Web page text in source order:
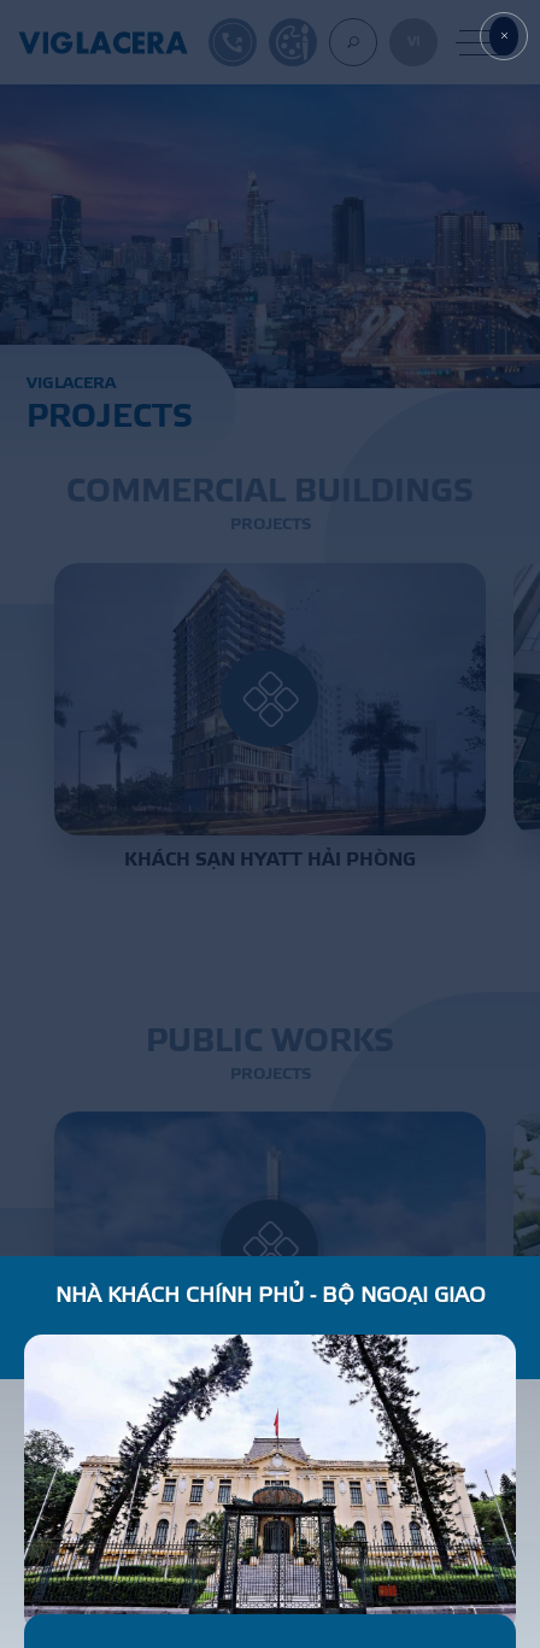
TILES
AAC
NEWS - EVENTS
CONTACT -
1900561582DESIGN TOOL
VIGLACERA
PROJECTS
COMMERCIAL BU
PROJECTS
KHÁCH SẠN HYATT HẢI PHÒNG
PUBLIC WORKS
PROJECTS
BẢO TÀNG LỊCH SỬ QUÂN SỰ VIỆT NAM
RESIDENTIAL
NHÀ KHÁCH CHÍNH PHỦ - BỘ NGOẠI GIAO